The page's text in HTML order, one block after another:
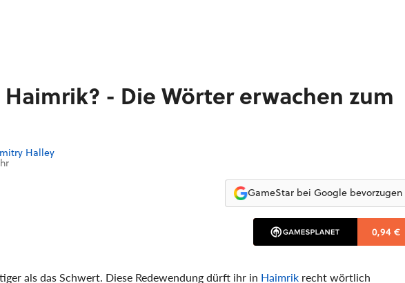
Haimrik? - Die Wörter erwachen zum
Halley
GameStar bei Google bevorzugen
0,94 €
als das Schwert. Diese Redewendung dürft ihr in Haimrik recht wörtlich